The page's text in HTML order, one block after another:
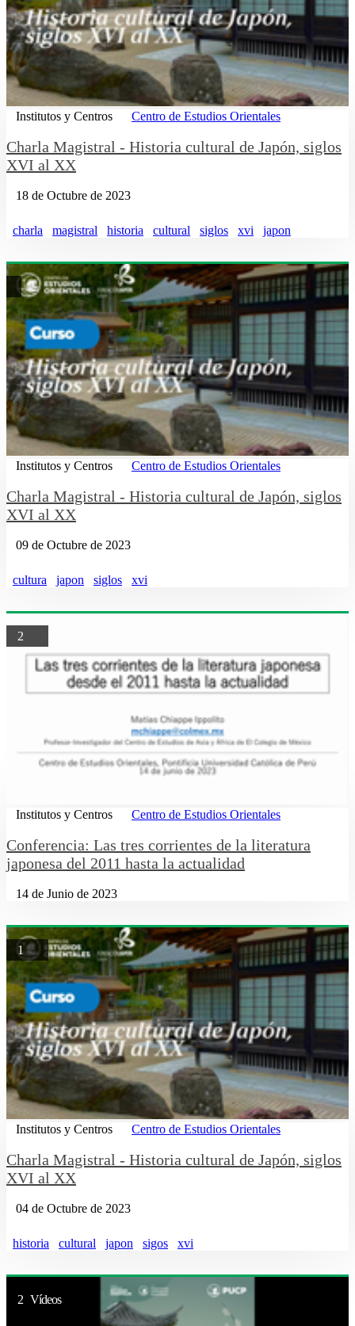
Institutos y Centros Centro de Estudios Orientales
Charla Magistral - Historia cultural de Japón, siglos
XVI al XX
18 de Octubre de 2023
charla magistral historia cultural siglos xvi japon
Institutos y Centros Centro de Estudios Orientales
Charla Magistral - Historia cultural de Japón, siglos
XVI al XX
09 de Octubre de 2023
cultura japon siglos xvi
2
Institutos y Centros Centro de Estudios Orientales
Conferencia: Las tres corrientes de la literatura
japonesa del 2011 hasta la actualidad
14 de Junio de 2023
1
Institutos y Centros Centro de Estudios Orientales
Charla Magistral - Historia cultural de Japón, siglos
XVI al XX
04 de Octubre de 2023
historia cultural japon sigos xvi
2 Vídeos